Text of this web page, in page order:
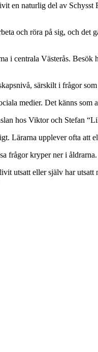
en naturlig del av
och röra på sig, och det
i centrala Västerås.
särskilt i frågor
medier. Det känns som
hos Viktor och Stefan
Lärarna upplever ofta att
frågor kryper ner i
utsatt eller själv har